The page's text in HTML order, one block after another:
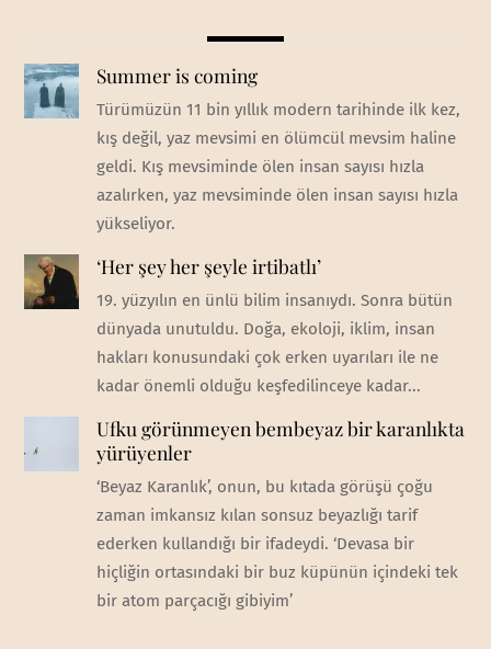
Summer is coming
Türümüzün 11 bin yıllık modern tarihinde ilk kez,
kış değil, yaz mevsimi en ölümcül mevsim haline
geldi. Kış mevsiminde ölen insan sayısı hızla
azalırken, yaz mevsiminde ölen insan sayısı hızla
yükseliyor.
‘Her şey her şeyle irtibatlı’
19. yüzyılın en ünlü bilim insanıydı. Sonra bütün
dünyada unutuldu. Doğa, ekoloji, iklim, insan
hakları konusundaki çok erken uyarıları ile ne
kadar önemli olduğu keşfedilinceye kadar...
Ufku görünmeyen bembeyaz bir karanlıkta
yürüyenler
‘Beyaz Karanlık’, onun, bu kıtada görüşü çoğu
zaman imkansız kılan sonsuz beyazlığı tarif
ederken kullandığı bir ifadeydi. ‘Devasa bir
hiçliğin ortasındaki bir buz küpünün içindeki tek
bir atom parçacığı gibiyim’